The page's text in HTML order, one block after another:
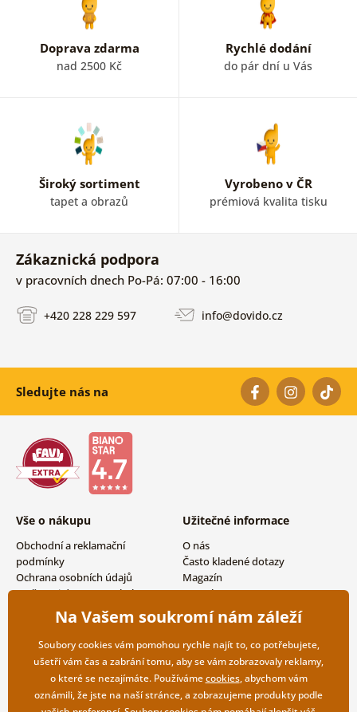
Doprava zdarma
nad 2500 Kč
Rychlé dodání
do pár dní u Vás
Široký sortiment
tapet a obrazů
Vyrobeno v ČR
prémiová kvalita tisku
Zákaznická podpora
v pracovních dnech Po-Pá: 07:00 - 16:00
+420 228 229 597 info@dovido.cz
Sledujte nás na
Vše o nákupu
Obchodní a reklamační
podmínky
Ochrana osobních údajů
Možnosti dopravy a platby
Vrácení zboží
Užitečné informace
O nás
Často kladené dotazy
Magazín
Kontakty
Velkoobchodní spolupráce
Na Vašem soukromí nám záleží
Soubory cookies vám pomohou rychle najít to, co potřebujete,
ušetří vám čas a zabrání tomu, aby se vám zobrazovaly reklamy,
o které se nezajímáte. Používámecookies, abychom vám
oznámili, že jste na naší stránce, a zobrazujeme produkty podle